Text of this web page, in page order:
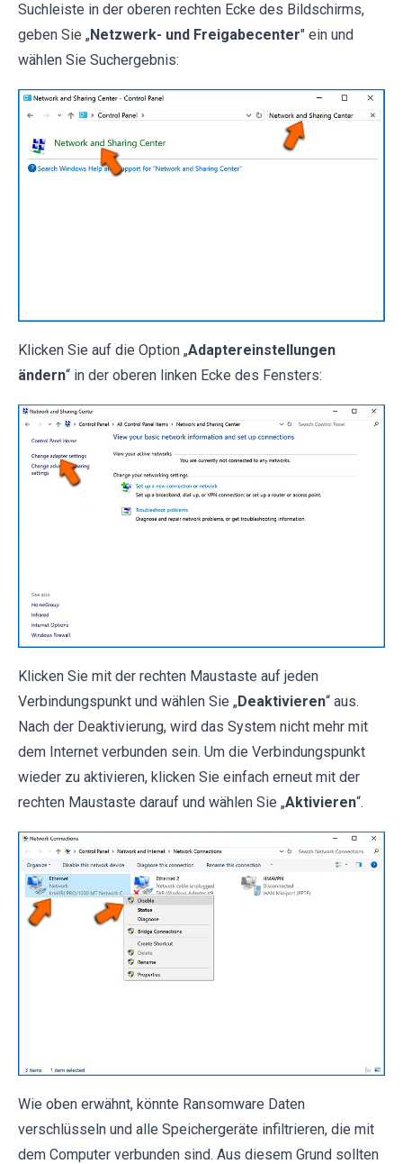
Suchleiste in der oberen rechten Ecke des Bildschirms,
geben Sie „Netzwerk- und Freigabecenter" ein und
wählen Sie Suchergebnis:
Klicken Sie auf die Option „Adaptereinstellungen
ändern“ in der oberen linken Ecke des Fensters:
Klicken Sie mit der rechten Maustaste auf jeden
Verbindungspunkt und wählen Sie „Deaktivieren“ aus.
Nach der Deaktivierung, wird das System nicht mehr mit
dem Internet verbunden sein. Um die Verbindungspunkt
wieder zu aktivieren, klicken Sie einfach erneut mit der
rechten Maustaste darauf und wählen Sie „Aktivieren“.
Wie oben erwähnt, könnte Ransomware Daten
verschlüsseln und alle Speichergeräte infiltrieren, die mit
dem Computer verbunden sind. Aus diesem Grund sollten